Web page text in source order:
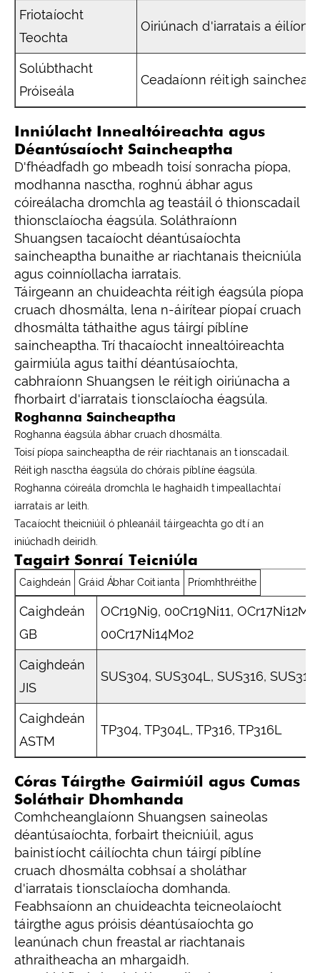
Friotaíocht
Teochta
Oiriúnach d'iarratais a
Solúbthacht
Próiseála
Ceadaíonn réitigh
Inniúlacht Innealtóireachta agus
Déantúsaíocht Saincheaptha
D'fhéadfadh go mbeadh toisí sonracha píopa,
modhanna nasctha, roghnú ábhar agus
cóireálacha dromchla ag teastáil ó thionscadail
thionsclaíocha éagsúla. Soláthraíonn
Shuangsen tacaíocht déantúsaíochta
saincheaptha bunaithe ar riachtanais theicniúla
agus coinníollacha iarratais.
Táirgeann an chuideachta réitigh éagsúla píopa
cruach dhosmálta, lena n-áirítear píopaí cruach
dhosmálta táthaithe agus táirgí píblíne
saincheaptha. Trí thacaíocht innealtóireachta
gairmiúla agus taithí déantúsaíochta,
cabhraíonn Shuangsen le réitigh oiriúnacha a
fhorbairt d'iarratais tionsclaíocha éagsúla.
Roghanna Saincheaptha
Roghanna éagsúla ábhar cruach dhosmálta.
Toisí píopa saincheaptha de réir riachtanais an tionscadail.
Réitigh nasctha éagsúla do chórais píblíne éagsúla.
Roghanna cóireála dromchla le haghaidh timpeallachtaí
iarratais ar leith.
Tacaíocht theicniúil ó phleanáil táirgeachta go dtí an
iniúchadh deiridh.
Tagairt Sonraí Teicniúla
Caighdeán Gráid Ábhar Coitianta Príomhthréithe
Caighdeán
GB
OCr19Ni9, 00Cr19Ni11,
00Cr17Ni14Mo2
Caighdeán
JIS
SUS304, SUS304L, SUS316,
Caighdeán
ASTM
TP304, TP304L, TP316, TP316L
Córas Táirgthe Gairmiúil agus Cumas
Soláthair Dhomhanda
Comhcheanglaíonn Shuangsen saineolas
déantúsaíochta, forbairt theicniúil, agus
bainistíocht cáilíochta chun táirgí píblíne
cruach dhosmálta cobhsaí a sholáthar
d'iarratais tionsclaíocha domhanda.
Feabhsaíonn an chuideachta teicneolaíocht
táirgthe agus próisis déantúsaíochta go
leanúnach chun freastal ar riachtanais
athraitheacha an mhargaidh.